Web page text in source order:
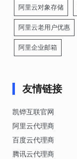
阿里云对象存储
阿里云老用户优惠
阿里企业邮箱
友情链接
凯铧互联官网
阿里云代理商
百度云代理商
腾讯云代理商